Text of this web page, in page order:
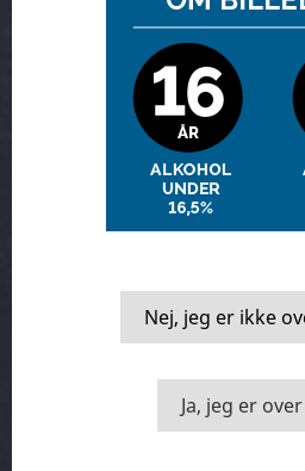
Smage
Nej, jeg er ikke
Ja, jeg er